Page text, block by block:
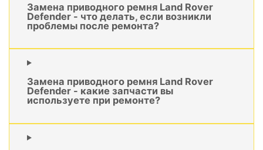
Замена приводного ремня Land Rover
Defender - что делать, если возникли
проблемы после ремонта?
Замена приводного ремня Land Rover
Defender - какие запчасти вы
используете при ремонте?